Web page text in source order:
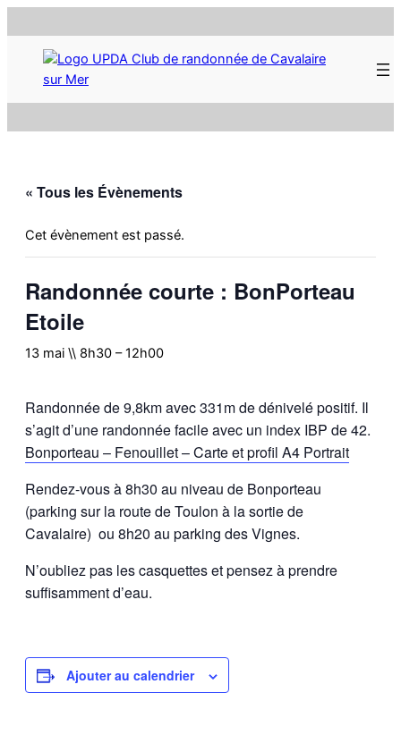
« Tous les Évènements
Cet évènement est passé.
Randonnée courte : BonPorteau
Etoile
13 mai \\ 8h30 –12h00
Randonnée de 9,8km avec 331m de dénivelé positif. Il
s’agit d’une randonnée facile avec un index IBP de 42.
Bonporteau – Fenouillet – Carte et profil A4 Portrait
Rendez-vous à 8h30 au niveau de Bonporteau
(parking sur la route de Toulon à la sortie de
Cavalaire) ou 8h20 au parking des Vignes.
N’oubliez pas les casquettes et pensez à prendre
suffisamment d’eau.
Ajouter au calendrier